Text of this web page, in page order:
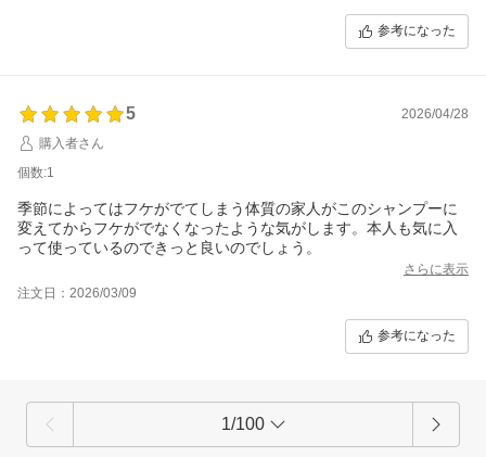
参考になった
5
2026/04/28
購入者さん
個数:1
季節によってはフケがでてしまう体質の家人がこのシャンプーに
変えてからフケがでなくなったような気がします。本人も気に入
って使っているのできっと良いのでしょう。
さらに表示
注文日：2026/03/09
参考になった
1/100